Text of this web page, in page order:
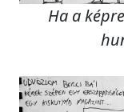
Ha a